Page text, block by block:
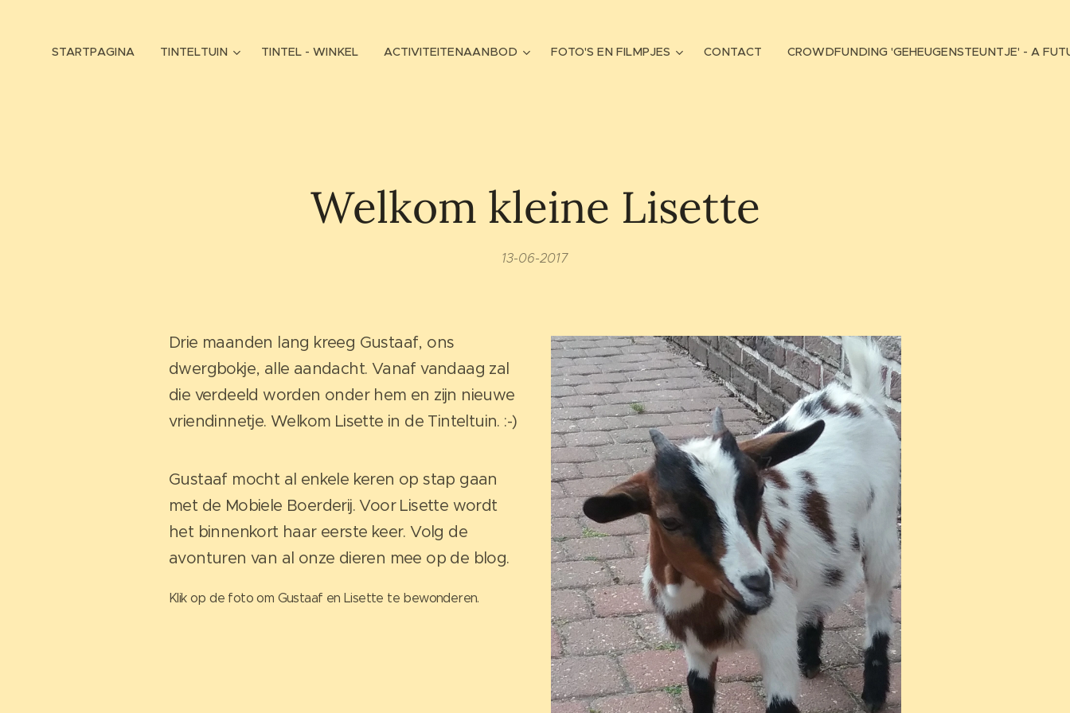
STARTPAGINA TINTELTUIN TINTEL - WINKEL ACTIVITEITENAANBOD FOTO'S EN FILMPJES CONTACT CROWDFUNDING 'GEHEUGENSTEUNTJE' - A
Welkom kleine Lisette
13-06-2017
Drie maanden lang kreeg Gustaaf, ons
dwergbokje, alle aandacht. Vanaf vandaag zal
die verdeeld worden onder hem en zijn nieuwe
vriendinnetje. Welkom Lisette in de Tinteltuin. :-)
Gustaaf mocht al enkele keren op stap gaan
met de Mobiele Boerderij. Voor Lisette wordt
het binnenkort haar eerste keer. Volg de
avonturen van al onze dieren mee op de blog.
Klik op de foto om Gustaaf en Lisette te bewonderen.